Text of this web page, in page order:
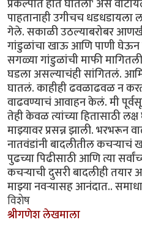
प्रकल्पात हात घातला' असं
पाहतानाही उगीचच धडधडायला
गेले. सकाळी उठल्याबरोबर
गांडुळांचा खाऊ आणि पाणी
सगळ्या गांडुळांची माफी
घडला असल्याचंही सांगितलं.
घातलं. काहीही ढवळाढवळ न
वाढवण्याचं आवाहन केलं. मी
तेही केवळ त्यांच्या हितासाठी
माझ्यावर प्रसन्न झाली. भरभरून
नातवंडांनी बादलीतील कचऱ्याचं
पुढच्या पिढीसाठी आणि त्या
कचऱ्याची दुसरी बादलीही
माझ्या नवऱ्यासह आनंदात..
विशेष
श्रीगणेश लेखमाला